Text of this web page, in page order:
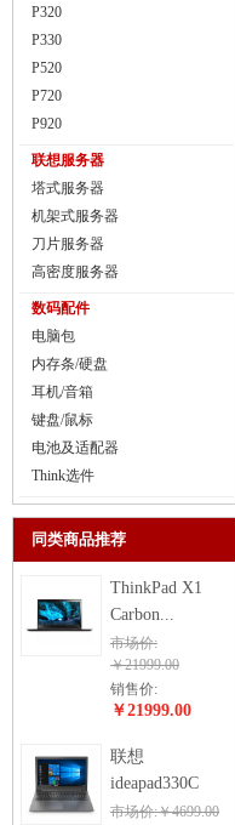
P320
P330
P520
P720
P920
联想服务器
塔式服务器
机架式服务器
刀片服务器
高密度服务器
数码配件
电脑包
内存条/硬盘
耳机/音箱
键盘/鼠标
电池及适配器
Think选件
同类商品推荐
ThinkPad X1
Carbon...
市场价:
￥21999.00
销售价:
￥21999.00
联想
ideapad330C
市场价:￥4699.00